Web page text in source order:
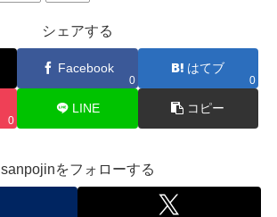
シェアする
Facebook
0
はてブ
0
0
LINE コピー
sanpojinをフォローする